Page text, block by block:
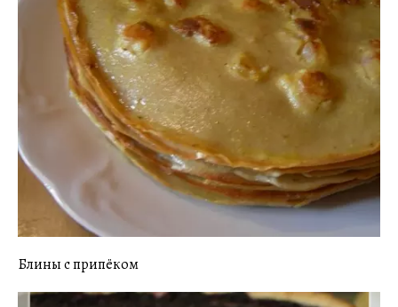
Блины с припёком